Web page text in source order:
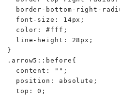
border-bottom-right-
  font-size: 14px;
  color: #fff;
  line-height: 28px;
}
.arrow5::before{
  content: "";
  position: absolute;
  top: 0;